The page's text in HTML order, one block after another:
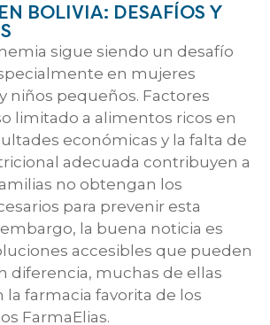
BOLIVIA: DESAFÍOS Y
sigue siendo un desafío
en mujeres
niños pequeños. Factores
limitado a alimentos ricos en
económicas y la falta de
adecuada contribuyen a
no obtengan los
para prevenir esta
la buena noticia es
accesibles que pueden
diferencia, muchas de ellas
la farmacia favorita de los
FarmaElias.